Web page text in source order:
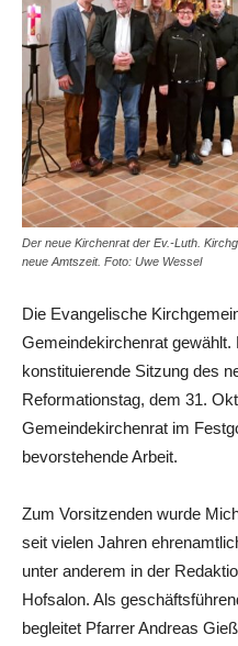
Der neue Kirchenrat der Ev.-Luth.
neue Amtszeit. Foto: Uwe Wessel
Die Evangelische
Gemeindekirchenrat gewählt.
konstituierende Sitzung des
Reformationstag, dem 31.
Gemeindekirchenrat im
bevorstehende Arbeit.
Zum Vorsitzenden wurde
seit vielen Jahren
unter anderem in der
Hofsalon. Als
begleitet Pfarrer Andreas